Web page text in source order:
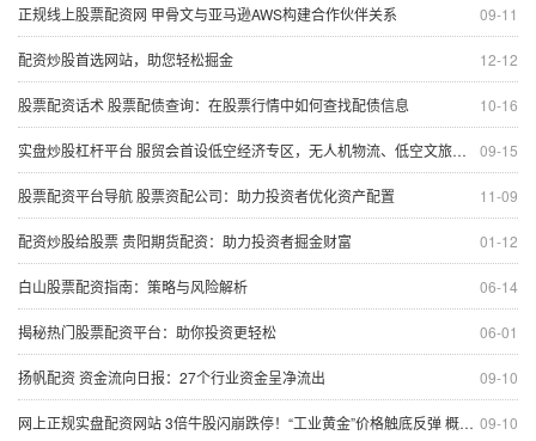
09-11
正规线上股票配资网 甲骨文与亚马逊AWS构建合作伙伴关系
12-12
配资炒股首选网站，助您轻松掘金
10-16
股票配资话术 股票配债查询：在股票行情中如何查找配债信息
09-15
实盘炒股杠杆平台 服贸会首设低空经济专区，无人机物流、低空文旅被率先看好
11-09
股票配资平台导航 股票资配公司：助力投资者优化资产配置
01-12
配资炒股给股票 贵阳期货配资：助力投资者掘金财富
06-14
白山股票配资指南：策略与风险解析
06-01
揭秘热门股票配资平台：助你投资更轻松
09-10
扬帆配资 资金流向日报：27个行业资金呈净流出
09-10
网上正规实盘配资网站 3倍牛股闪崩跌停！“工业黄金”价格触底反弹 概念龙头获机构频繁调研